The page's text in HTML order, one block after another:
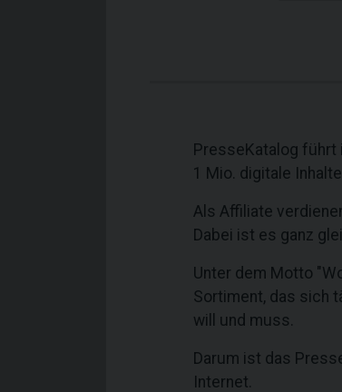
PresseKatalog führt
1 Mio. digitale
Als Affiliate
Dabei ist es ganz
Unter dem Motto
Sortiment, das sich
will und muss.
Darum ist das
Internet.